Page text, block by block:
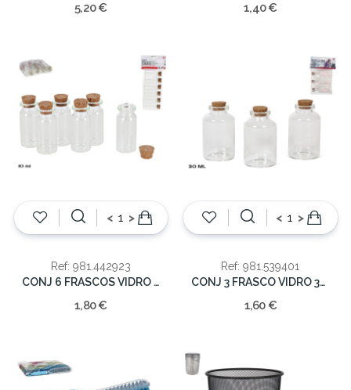
5,20 € 1,40 €
< >
Ref: 981.442923
CONJ 6 FRASCOS VIDRO 10ML
1,80 €
< >
Ref: 981.539401
CONJ 3 FRASCO VIDRO 30ML
1,60 €